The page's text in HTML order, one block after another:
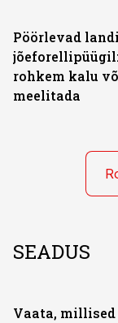
Pöörlevad
rohkem kalu
meelitada
SEADUS
Vaata, millised